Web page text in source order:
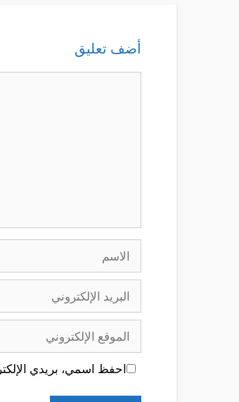
أضف تعليق
الاسم
البريد
الإلكتروني
الموقع
الإلكتروني
احفظ اسمي، بريدي